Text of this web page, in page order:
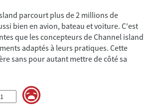
parcourt plus de 2 millions de
bien en avion, bateau et voiture. C'est
que les concepteurs de Channel island
adaptés à leurs pratiques. Cette
sans pour autant mettre de côté sa